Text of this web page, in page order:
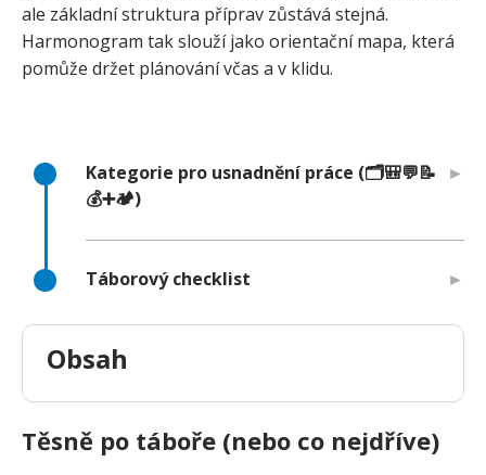
ale základní struktura příprav zůstává stejná.
Harmonogram tak slouží jako orientační mapa, která
pomůže držet plánování včas a v klidu.
Kategorie pro usnadnění práce (🗂️🎒💬📝
💰➕🏕️)
Táborový checklist
Obsah
Těsně po táboře (nebo co nejdříve)